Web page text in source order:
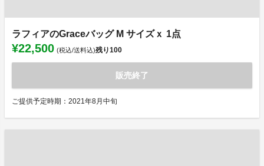
ラフィアのGraceバッグ M サイズｘ 1点
¥22,500 (税込/送料込)残り100
販売終了
ご提供予定時期：2021年8月中旬